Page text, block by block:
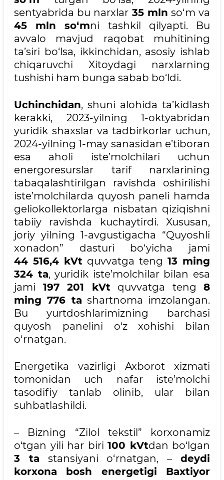
sentyabrida bu narxlar 35 mln so‘m va
45 mln so‘mni tashkil qilyapti. Bu
avvalo mavjud raqobat muhitining
ta’siri bo‘lsa, ikkinchidan, asosiy ishlab
chiqaruvchi Xitoydagi narxlarning
tushishi ham bunga sabab bo‘ldi.
Uchinchidan, shuni alohida ta’kidlash
kerakki, 2023-yilning 1-oktyabridan
yuridik shaxslar va tadbirkorlar uchun,
2024-yilning 1-may sanasidan e’tiboran
esa aholi iste’molchilari uchun
energoresurslar tarif narxlarining
tabaqalashtirilgan ravishda oshirilishi
iste’molchilarda quyosh paneli hamda
geliokollektorlarga nisbatan qiziqishni
tabiiy ravishda kuchaytirdi. Xususan,
joriy yilning 1-avgustigacha “Quyoshli
xonadon” dasturi bo‘yicha jami
44 516,4 kVt quvvatga teng 13 ming
324 ta, yuridik iste’molchilar bilan esa
jami 197 201 kVtquvvatga teng 8
ming 776 ta shartnoma imzolangan.
Bu yurtdoshlarimizning barchasi
quyosh panelini o‘z xohishi bilan
o‘rnatgan.
Energetika vazirligi Axborot xizmati
tomonidan uch nafar iste’molchi
tasodifiy tanlab olinib, ular bilan
suhbatlashildi.
– Bizning “Zilol tekstil” korxonamiz
o‘tgan yili har biri 100 kVtdan bo‘lgan
3 ta stansiyani o‘rnatgan, –deydi
korxona bosh energetigi Baxtiyor